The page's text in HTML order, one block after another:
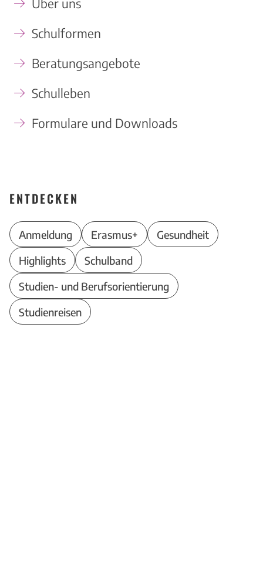
Über uns
Schulformen
Beratungsangebote
Schulleben
Formulare und Downloads
ENTDECKEN
Anmeldung Erasmus+
Gesundheit
Highlights
Schulband
Studien- und Berufsorientierung
Studienreisen